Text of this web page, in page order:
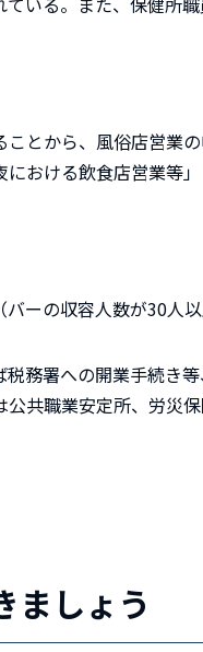
とから、風俗店営業
おける飲食店営業等」
ーの収容人数が30人
務署への開業手続き
共職業安定所、労災
ましょう